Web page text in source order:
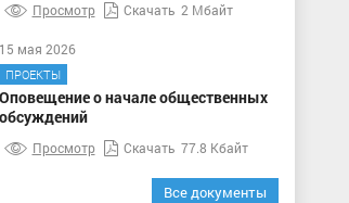
Просмотр Скачать 2 Мбайт
15 мая 2026
ПРОЕКТЫ
Оповещение о начале общественных
обсуждений
Просмотр Скачать 77.8 Кбайт
Все документы